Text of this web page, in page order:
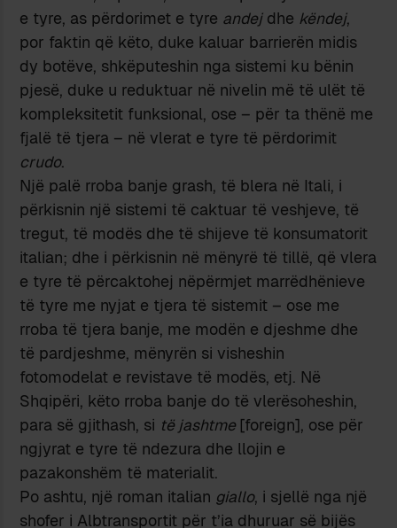
e tyre, as përdorimet e tyre andejdhe këndej,
por faktin që këto, duke kaluar barrierën midis
dy botëve, shkëputeshin nga sistemi ku bënin
pjesë, duke u reduktuar në nivelin më të ulët të
kompleksitetit funksional, ose – për ta thënë me
fjalë të tjera – në vlerat e tyre të përdorimit
crudo.
Një palë rroba banje grash, të blera në Itali, i
përkisnin një sistemi të caktuar të veshjeve, të
tregut, të modës dhe të shijeve të konsumatorit
italian; dhe i përkisnin në mënyrë të tillë, që vlera
e tyre të përcaktohej nëpërmjet marrëdhënieve
të tyre me nyjat e tjera të sistemit – ose me
rroba të tjera banje, me modën e djeshme dhe
të pardjeshme, mënyrën si visheshin
fotomodelat e revistave të modës, etj. Në
Shqipëri, këto rroba banje do të vlerësoheshin,
para së gjithash, si të jashtme [foreign], ose për
ngjyrat e tyre të ndezura dhe llojin e
pazakonshëm të materialit.
Po ashtu, një roman italian giallo, i sjellë nga një
shofer i Albtransportit për t’ia dhuruar së bijës